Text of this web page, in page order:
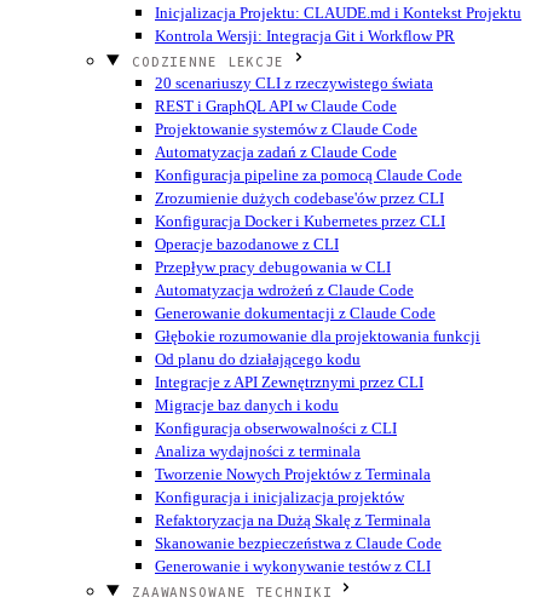
Inicjalizacja Projektu: CLAUDE.md i Kontekst Projektu
Kontrola Wersji: Integracja Git i Workflow PR
CODZIENNE LEKCJE
20 scenariuszy CLI z rzeczywistego świata
REST i GraphQL API w Claude Code
Projektowanie systemów z Claude Code
Automatyzacja zadań z Claude Code
Konfiguracja pipeline za pomocą Claude Code
Zrozumienie dużych codebase'ów przez CLI
Konfiguracja Docker i Kubernetes przez CLI
Operacje bazodanowe z CLI
Przepływ pracy debugowania w CLI
Automatyzacja wdrożeń z Claude Code
Generowanie dokumentacji z Claude Code
Głębokie rozumowanie dla projektowania funkcji
Od planu do działającego kodu
Integracje z API Zewnętrznymi przez CLI
Migracje baz danych i kodu
Konfiguracja obserwowalności z CLI
Analiza wydajności z terminala
Tworzenie Nowych Projektów z Terminala
Konfiguracja i inicjalizacja projektów
Refaktoryzacja na Dużą Skalę z Terminala
Skanowanie bezpieczeństwa z Claude Code
Generowanie i wykonywanie testów z CLI
ZAAWANSOWANE TECHNIKI